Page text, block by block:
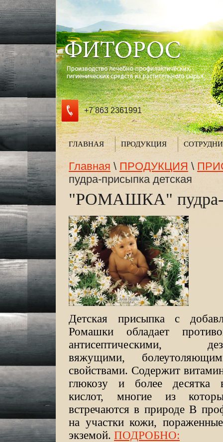
+7 863 2361991
ГЛАВНАЯ ПРОДУКЦИЯ
Главная \ПРОДУКЦИЯ \
пудра-присыпка детская
"РОМАШКА" пудра-
Детская присыпка с
Ромашки обладает
антисептическими,
вяжущими,
свойствами. Содержит
глюкозу и более десятка
кислот, многие из
встречаются в природе В
на участки кожи,
экземой. ПОДРОБНО: